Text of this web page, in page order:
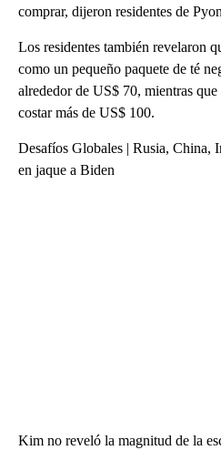
comprar, dijeron residentes de
Los residentes también revelaron
como un pequeño paquete de té
alrededor de US$ 70, mientras
costar más de US$ 100.
Desafíos Globales | Rusia, China,
en jaque a Biden
Kim no reveló la magnitud de la